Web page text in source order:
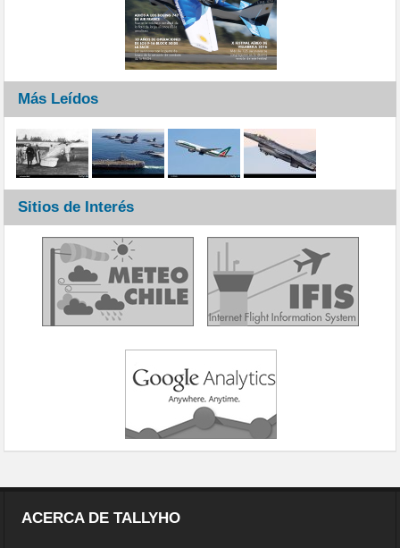
Más Leídos
Sitios de Interés
ACERCA DE TALLYHO